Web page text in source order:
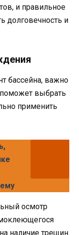
и правильное
долговечность и
бассейна, важно
выбрать
применить
осмотр
наличие трещин